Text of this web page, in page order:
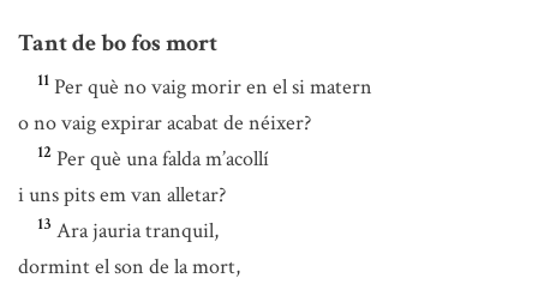
Tant de bo fos mort
11 Per què no vaig morir en el si matern
o no vaig expirar acabat de néixer?
12 Per què una falda m’acollí
i uns pits em van alletar?
13 Ara jauria tranquil,
dormint el son de la mort,